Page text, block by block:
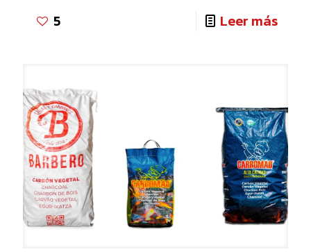
5
Leer más-
PARA
LA
Y
LEÑA
DE